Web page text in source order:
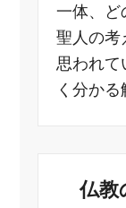
一体、ど
聖人の考
思われて
く分かる
仏教